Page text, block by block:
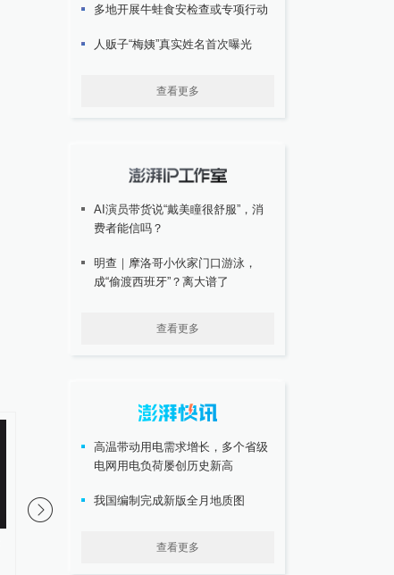
抗肿瘤新机制！川北医学院附属
多地开展牛蛙食安检查或专项行动
人贩子“梅姨”真实姓名首次曝光
查看更多
AI演员带货说“戴美瞳很舒服”，消
费者能信吗？
明查｜摩洛哥小伙家门口游泳，
成“偷渡西班牙”？离大谱了
查看更多
高温带动用电需求增长，多个省级
电网用电负荷屡创历史新高
我国编制完成新版全月地质图
查看更多